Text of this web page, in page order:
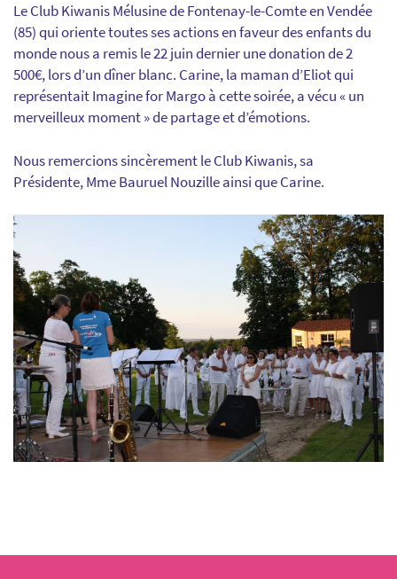
Le Club Kiwanis Mélusine de Fontenay-le-Comte en Vendée
(85) qui oriente toutes ses actions en faveur des enfants du
monde nous a remis le 22 juin dernier une donation de 2
500€, lors d’un dîner blanc. Carine, la maman d’Eliot qui
représentait Imagine for Margo à cette soirée, a vécu « un
merveilleux moment » de partage et d’émotions.
Nous remercions sincèrement le Club Kiwanis, sa
Présidente, Mme Bauruel Nouzille ainsi que Carine.